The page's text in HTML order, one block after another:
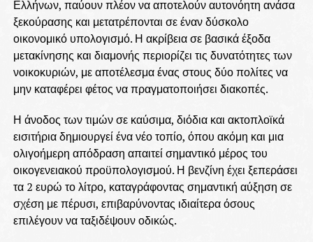
Ελλήνων, παύουν πλέον να αποτελούν αυτονόητη ανάσα
ξεκούρασης και μετατρέπονται σε έναν δύσκολο
οικονομικό υπολογισμό. Η ακρίβεια σε βασικά έξοδα
μετακίνησης και διαμονής περιορίζει τις δυνατότητες των
νοικοκυριών, με αποτέλεσμα ένας στους δύο πολίτες να
μην καταφέρει φέτος να πραγματοποιήσει διακοπές.
Η άνοδος των τιμών σε καύσιμα, διόδια και ακτοπλοϊκά
εισιτήρια δημιουργεί ένα νέο τοπίο, όπου ακόμη και μια
ολιγοήμερη απόδραση απαιτεί σημαντικό μέρος του
οικογενειακού προϋπολογισμού. Η βενζίνη έχει ξεπεράσει
τα 2 ευρώ το λίτρο, καταγράφοντας σημαντική αύξηση σε
σχέση με πέρυσι, επιβαρύνοντας ιδιαίτερα όσους
επιλέγουν να ταξιδέψουν οδικώς.